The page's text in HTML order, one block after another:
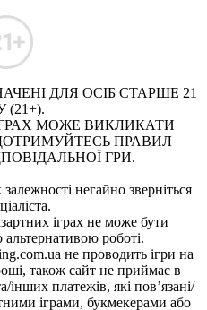
ДЛЯ ОСІБ СТАРШЕ 21
(21+).
МОЖЕ ВИКЛИКАТИ
ПРАВИЛ
ГРИ.
негайно зверніться
іграх не може бути
роботі.
не проводить ігри на
також сайт не приймає в
платежів, які пов’язані/
іграми, букмекерами або